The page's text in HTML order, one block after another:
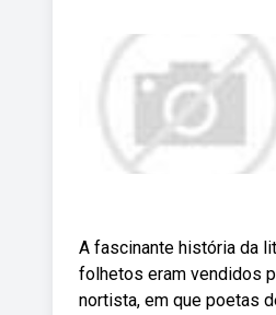
A fascinante história da
folhetos eram vendidos
nortista, em que poetas